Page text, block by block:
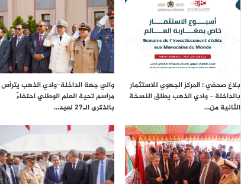
بلاغ صحفي : المركز الجهوي للاستثمار
بالداخلة – وادي الذهب يطلق النسخة
الثانية من…
والي جهة الداخلة–وادي الذهب يترأس
مراسم تحية العلم الوطني احتفاءً
بالذكرى الـ27 لعيد…